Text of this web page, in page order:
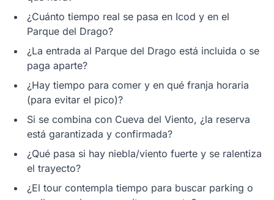
¿Cuánto tiempo real se pasa en Icod y en el
Parque del Drago?
¿La entrada al Parque del Drago está incluida o se
paga aparte?
¿Hay tiempo para comer y en qué franja horaria
(para evitar el pico)?
Si se combina con Cueva del Viento, ¿la reserva
está garantizada y confirmada?
¿Qué pasa si hay niebla/viento fuerte y se ralentiza
el trayecto?
¿El tour contempla tiempo para buscar parking o